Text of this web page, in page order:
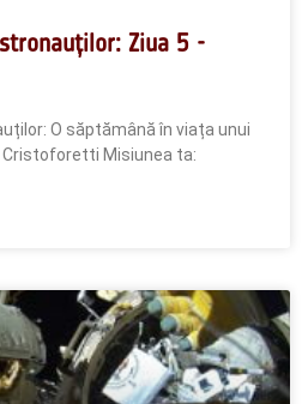
Ziua 5 -
O săptămână în viața unui
Misiunea ta: